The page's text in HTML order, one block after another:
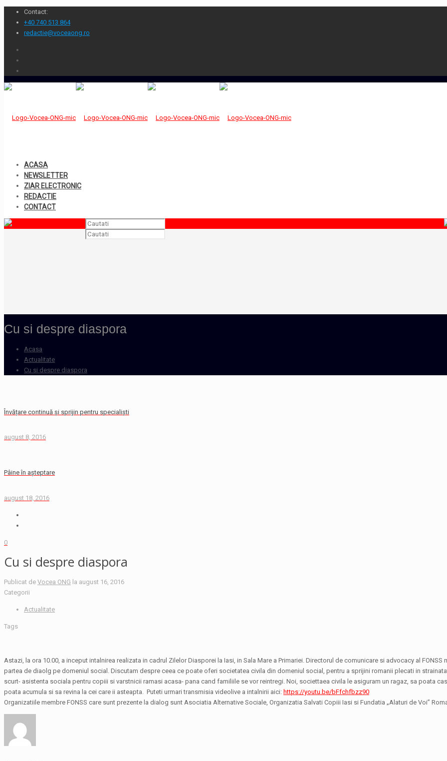
Contact:
+40 740 513 864
redactie@voceaong.ro
ACASA
NEWSLETTER
ZIAR ELECTRONIC
REDACTIE
CONTACT
Cu si despre diaspora
Acasa
Actualitate
Cu si despre diaspora
Învățare continuă și sprijin pentru specialiști
august 8, 2016
Pâine în așteptare
august 18, 2016
0
Cu si despre diaspora
Publicat de Vocea ONG la august 16, 2016
Categorii
Actualitate
Tags
Astazi, la ora 10.00, a inceput intalnirea realizata in cadrul Zilelor Diasporei la Iasi, in Sala Mare a Primariei. Directorul de comunicare si advocacy al FONSS
partea de diaolg pe domeniul social. Discutam despre ceea ce poate oferi societatea civila din domeniul social, pentru a sprijini romanii plecati in
scurt- asistenta sociala pentru copiii si varstnicii ramasi acasa- pana cand familiile se vor reintregi. Noi, societtaea civila le asiguram un ragaz, sa poata
poata acumula si sa revina la cei care ii asteapta. Puteti urmari transmisia videolive a intalnirii aici: https://youtu.be/bFfchfbzz90
Organizatiile membre FONSS care sunt prezente la dialog sunt Asociatia Alternative Sociale, Organizatia Salvati Copiii Iasi si Fundatia „Alaturi de Voi”